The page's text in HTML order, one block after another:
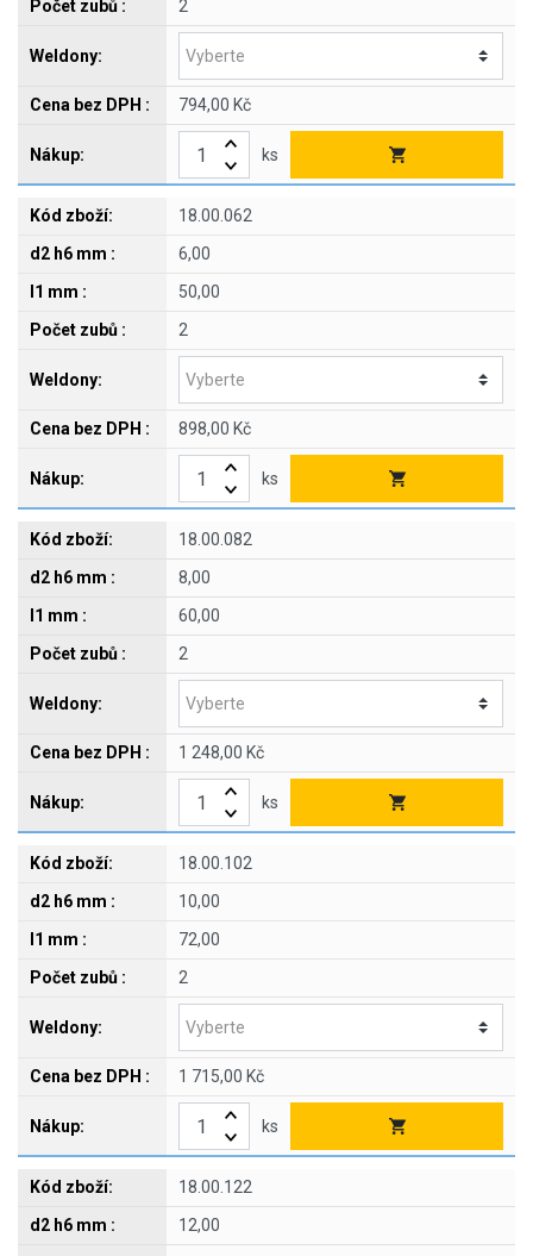
2
794,00 Kč
ks
18.00.062
6,00
50,00
2
898,00 Kč
ks
18.00.082
8,00
60,00
2
1 248,00 Kč
ks
18.00.102
10,00
72,00
2
1 715,00 Kč
ks
18.00.122
12,00